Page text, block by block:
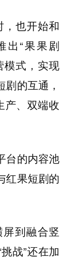
也开始和
出“果果剧
模式，实现
的互通，
产、双端收
台的内容池
红果短剧的
到融合竖
战”还在加